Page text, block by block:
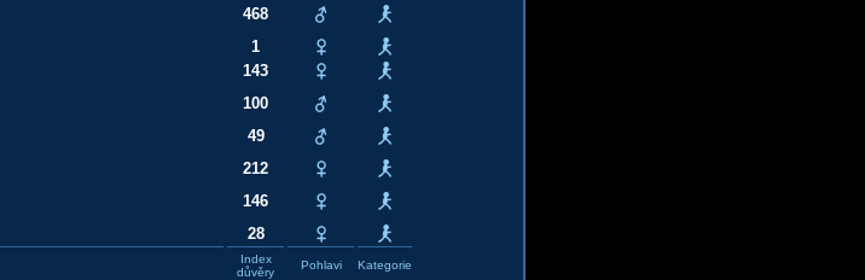
468
1
143
100
49
212
146
28
Index
důvěry
Pohlavi Kategorie